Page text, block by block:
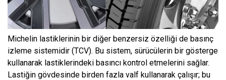
Michelin lastiklerinin bir diğer benzersiz özelliği de basınç
izleme sistemidir (TCV). Bu sistem, sürücülerin bir gösterge
kullanarak lastiklerindeki basıncı kontrol etmelerini sağlar.
Lastiğin gövdesinde birden fazla valf kullanarak çalışır; bu